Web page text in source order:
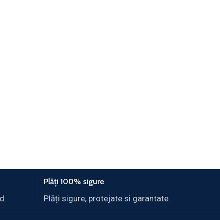
Plăți 100% sigure
Plăți sigure, protejate si garantate.